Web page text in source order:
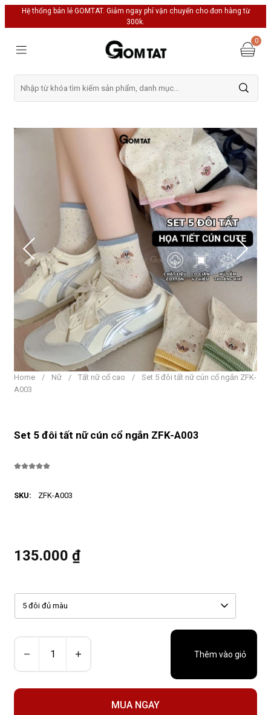
Hệ thống bán lẻ GOMTAT. Giảm ngay phí vận chuyển cho đơn hàng từ
300k.
0
Home / Nữ / Tất nữ cổ cao /
Set 5 đôi tất nữ cún cổ ngắn ZFK-
A003
Set 5 đôi tất nữ cún cổ ngắn ZFK-A003
SKU: ZFK-A003
135.000 ₫
Thêm vào giỏ
MUA NGAY
5 đôi đủ màu